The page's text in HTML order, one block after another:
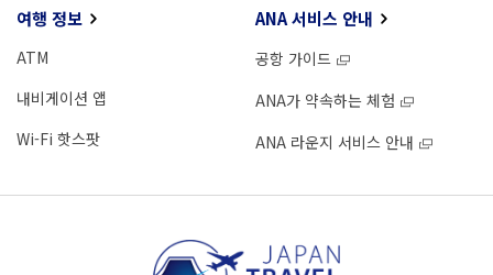
여행 정보
ATM
내비게이션 앱
Wi-Fi 핫스팟
ANA 서비스 안내
공항 가이드
ANA가 약속하는 체험
ANA 라운지 서비스 안내